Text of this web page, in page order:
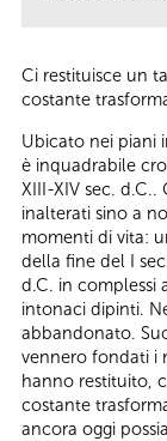
Ci restituisce un
costante
Ubicato nei piani
è inquadrabile
XIII-XIV sec.
inalterati sino a
momenti di vita:
della fine del I
d.C. in complessi
intonaci dipinti.
abbandonato.
vennero fondati i
hanno restituito,
costante
ancora oggi